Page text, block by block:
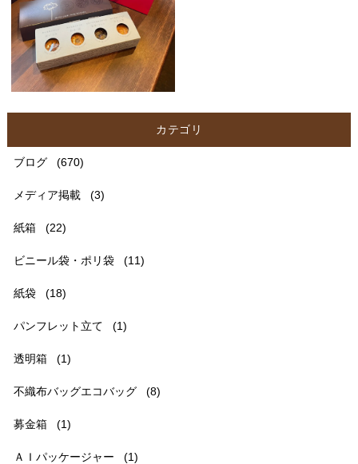
カテゴリ
ブログ (670)
メディア掲載 (3)
紙箱 (22)
ビニール袋・ポリ袋 (11)
紙袋 (18)
パンフレット立て (1)
透明箱 (1)
不織布バッグエコバッグ (8)
募金箱 (1)
ＡＩパッケージャー (1)